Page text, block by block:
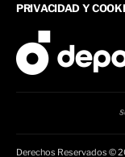
PRIVACIDAD Y
Derechos Reservados ©